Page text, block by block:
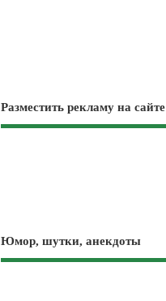
Разместить рекламу на сайте
Юмор, шутки, анекдоты